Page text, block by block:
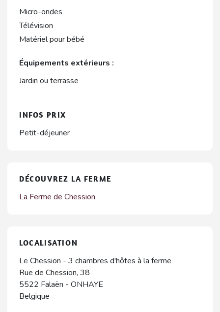
Micro-ondes
Télévision
Matériel pour bébé
Équipements extérieurs :
Jardin ou terrasse
INFOS PRIX
Petit-déjeuner
DÉCOUVREZ LA FERME
La Ferme de Chession
LOCALISATION
Le Chession - 3 chambres d'hôtes à la ferme
Rue de Chession, 38
5522 Falaën - ONHAYE
Belgique